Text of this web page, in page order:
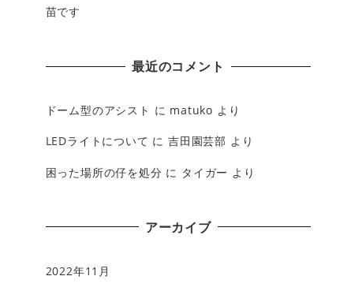
苗です
最近のコメント
ドーム型のアシスト に matuko より
LEDライトについて に吉田園芸部 より
困った場所の仔を処分 に タイガー より
アーカイブ
2022年11月